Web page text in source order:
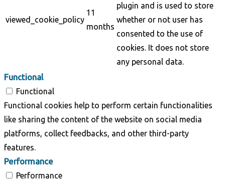
viewed_cookie_policy
11
months
plugin and is used to store
whether or not user has
consented to the use of
cookies. It does not store
any personal data.
Functional
Functional
Functional cookies help to perform certain functionalities
like sharing the content of the website on social media
platforms, collect feedbacks, and other third-party
features.
Performance
Performance